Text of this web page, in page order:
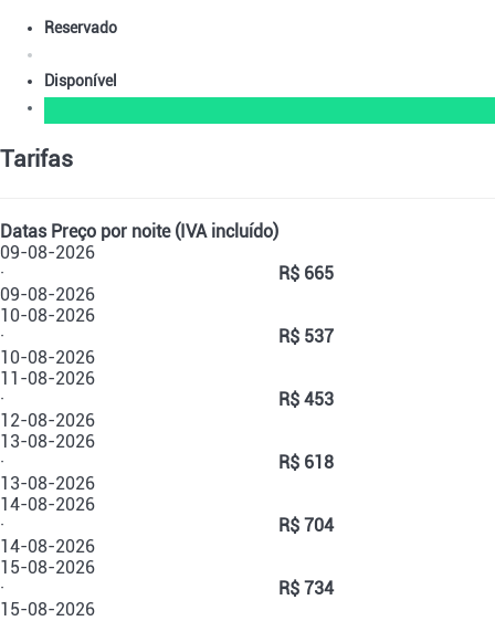
Reservado
Disponível
Tarifas
Datas Preço por noite (IVA incluído)
09-08-2026
·
09-08-2026
R$ 665
10-08-2026
·
10-08-2026
R$ 537
11-08-2026
·
12-08-2026
R$ 453
13-08-2026
·
13-08-2026
R$ 618
14-08-2026
·
14-08-2026
R$ 704
15-08-2026
·
15-08-2026
R$ 734